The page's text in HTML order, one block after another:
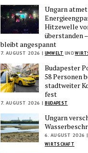
Ungarn
Hitzewelle
überstanden
bleibt angespannt
7. AUGUST 2026 | UMWELT UND
Budapester
58 Personen
stadtweiter
fest
7. AUGUST 2026 | BUDAPEST
Ungarn
6. AUGUST 2026 |
WIRTSCHAFT